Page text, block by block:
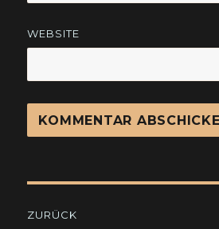
WEBSITE
ZURÜCK